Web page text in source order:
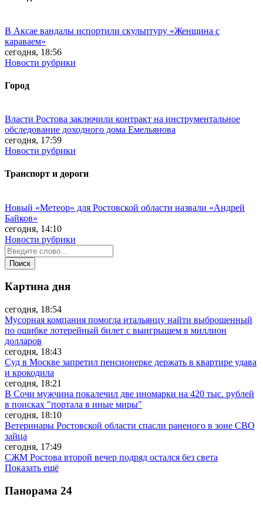
В Аксае вандалы испортили скульптуру «Женщина с
караваем»
сегодня, 18:56
Новости рубрики
Город
Власти Ростова заключили контракт на инструментальное
обследование доходного дома Емельянова
сегодня, 17:59
Новости рубрики
Транспорт и дороги
Новый «Метеор» для Ростовской области назвали «Андрей
Байков»
сегодня, 14:10
Новости рубрики
Картина дня
сегодня, 18:54
Мусорная компания помогла итальянцу найти выброшенный
по ошибке лотерейный билет с выигрышем в миллион
долларов
сегодня, 18:43
Суд в Москве запретил пенсионерке держать в квартире удава
и крокодила
сегодня, 18:21
В Сочи мужчина покалечил две иномарки на 420 тыс. рублей
в поисках "портала в иные миры"
сегодня, 18:10
Ветеринары Ростовской области спасли раненого в зоне СВО
зайца
сегодня, 17:49
СЖМ Ростова второй вечер подряд остался без света
Показать ещё
Панорама 24